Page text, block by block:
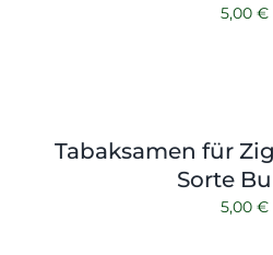
5,00 €
Tabaksamen für
Sorte
5,00 €